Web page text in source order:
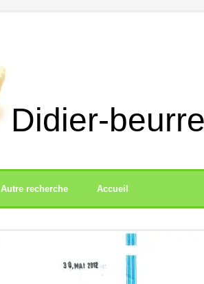
Didier-
Autre recherche Accueil